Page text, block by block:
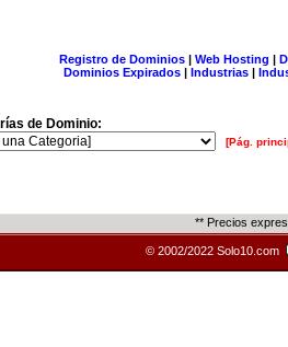
Registro de Dominios| Web Hosting |
Dominios Expirados | Industrias |
de Dominio:
[Pág.
** Precios
© 2002/2022 Solo10.com